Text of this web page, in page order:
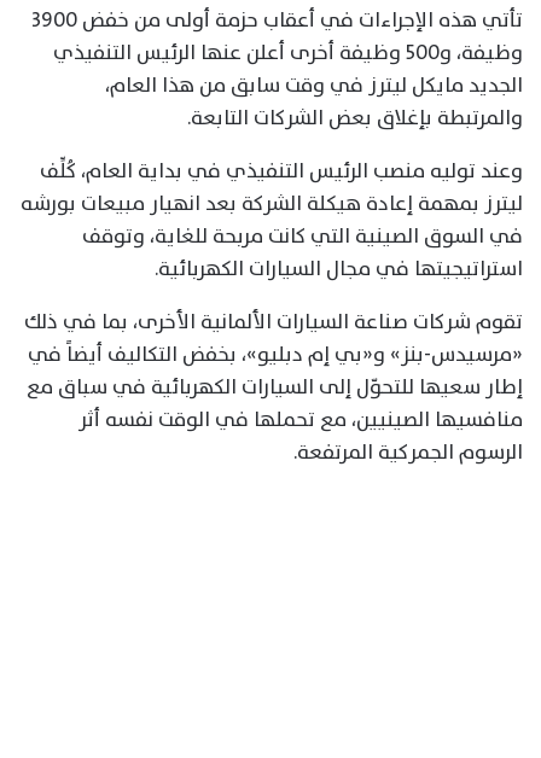
تأتي هذه الإجراءات في أعقاب حزمة أولى من خفض 3900
وظيفة، و500 وظيفة أخرى أعلن عنها الرئيس التنفيذي
الجديد مايكل ليترز في وقت سابق من هذا العام،
والمرتبطة بإغلاق بعض الشركات التابعة.
وعند توليه منصب الرئيس التنفيذي في بداية العام، كُلِّف
ليترز بمهمة إعادة هيكلة الشركة بعد انهيار مبيعات بورشه
في السوق الصينية التي كانت مربحة للغاية، وتوقف
استراتيجيتها في مجال السيارات الكهربائية.
تقوم شركات صناعة السيارات الألمانية الأخرى، بما في ذلك
«مرسيدس-بنز» و«بي إم دبليو»، بخفض التكاليف أيضاً في
إطار سعيها للتحوّل إلى السيارات الكهربائية في سباق مع
منافسيها الصينيين، مع تحملها في الوقت نفسه أثر
الرسوم الجمركية المرتفعة.